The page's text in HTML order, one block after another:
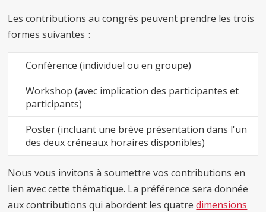
Les contributions au congrès peuvent prendre les trois
formes suivantes :
Conférence (individuel ou en groupe)
Workshop (avec implication des participantes et
participants)
Poster (incluant une brève présentation dans l'un
des deux créneaux horaires disponibles)
Nous vous invitons à soumettre vos contributions en
lien avec cette thématique. La préférence sera donnée
aux contributions qui abordent les quatredimensions